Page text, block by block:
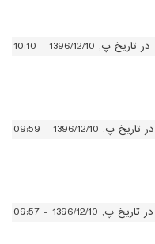
در تاریخ پ, 1396/12/10 - 10:10
در تاریخ پ, 1396/12/10 - 09:59
در تاریخ پ, 1396/12/10 - 09:57